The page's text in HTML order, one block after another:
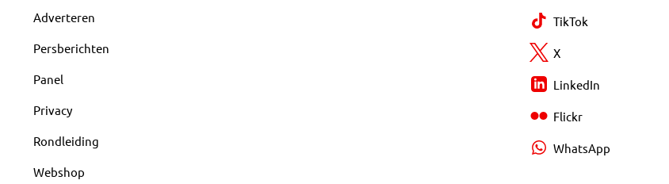
Adverteren
Persberichten
Panel
Privacy
Rondleiding
Webshop
TikTok
X
LinkedIn
Flickr
WhatsApp